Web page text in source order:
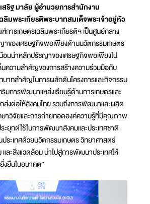
สริฐ มาลัย ผู้อำนวยการสำนักงาน
มพระเกียรติพระบาทสมเด็จพระเจ้าอยู่หัว
ารเกษตรเฉลิมพระเกียรติฯ เป็นศูนย์กลาง
าของเศรษฐกิจพอเพียงด้านนวัตกรรมเกษตร
อมนำหลักปรัชญาของเศรษฐกิจพอเพียงไป
นความสำคัญของการสร้างความร่วมมือกับ
บาทสำคัญในการผลักดันโครงการและกิจกรรม
มการพัฒนาแหล่งเรียนรู้ด้านการเกษตรและ
ส่งต่อให้สังคมไทย รวมถึงการพัฒนาและผลิต
าวิจัยและการถ่ายทอดองค์ความรู้ที่มีคุณภาพ
ยุกต์ใช้ในการพัฒนาสังคมและประเทศชาติ
ระเทศด้วยนวัตกรรมเกษตร วิทยาศาสตร์
และสิ่งแวดล้อม นำไปสู่การพัฒนาประเทศให้
งยืนในอนาคต”